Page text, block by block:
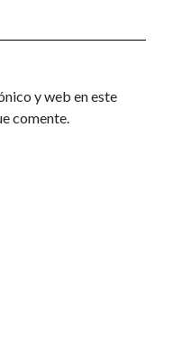
y web en este
comente.